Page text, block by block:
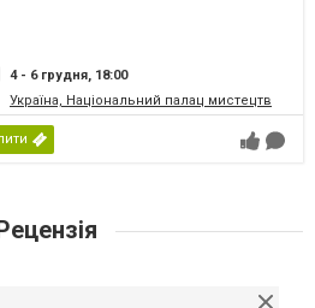
4 - 6 грудня, 18:00
Україна, Національний палац мистецтв